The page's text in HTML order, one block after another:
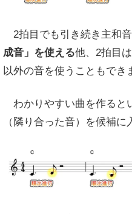
2拍目でも引き続き主和
成音」を使える他、2拍目
以外の音を使うこともでき
わかりやすい曲を作ると
（隣り合った音）を候補に